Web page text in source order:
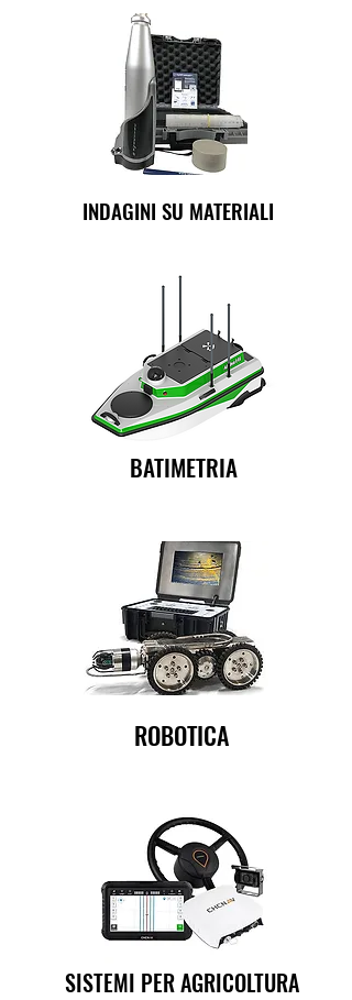
INDAGINI SU MATERIALI
BATIMETRIA
ROBOTICA
SISTEMI PER AGRICOLTURA